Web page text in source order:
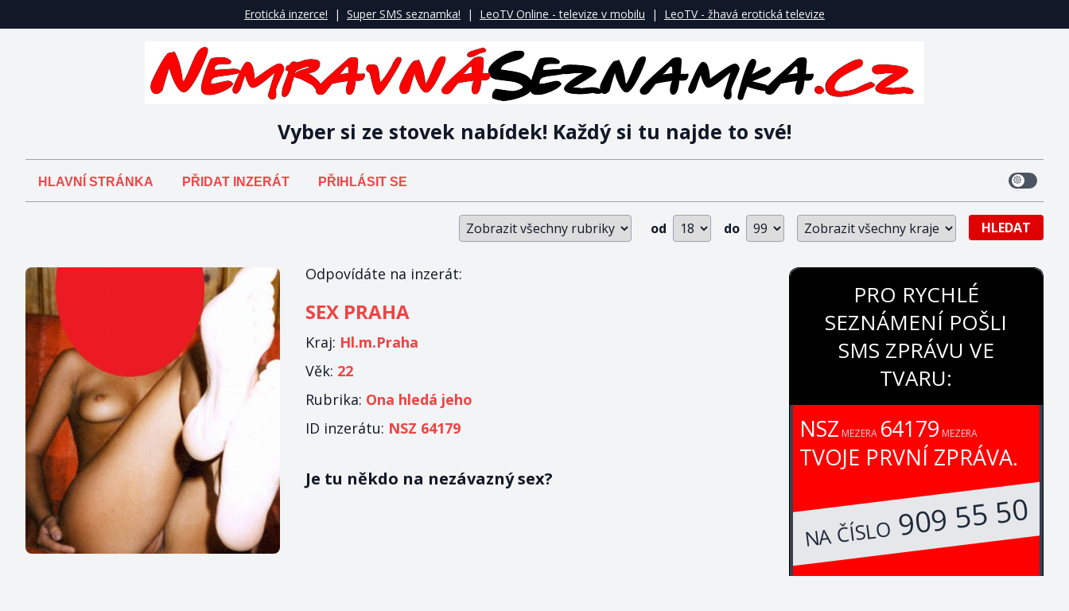
Erotická inzerce! | Super SMS seznamka! | LeoTV Online - televize v mobilu | LeoTV - žhavá erotická televize
Vyber si ze stovek nabídek! Každý si tu najde to své!
HLAVNÍ STRÁNKA PŘIDAT INZERÁT PŘIHLÁSIT SE
od do HLEDAT
Odpovídáte na inzerát:
SEX PRAHA
Kraj: Hl.m.Praha
Věk: 22
Rubrika: Ona hledá jeho
ID inzerátu: NSZ 64179
Je tu někdo na nezávazný sex?
PRO RYCHLÉ
SEZNÁMENÍ POŠLI
SMS ZPRÁVU VE
TVARU:
NSZ MEZERA 64179 MEZERA
TVOJE PRVNÍ ZPRÁVA.
NA ČÍSLO909 55 50